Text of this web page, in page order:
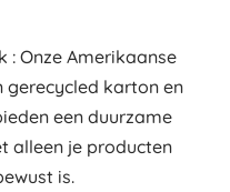
: Onze Amerikaanse
karton en
een duurzame
alleen je producten
is.